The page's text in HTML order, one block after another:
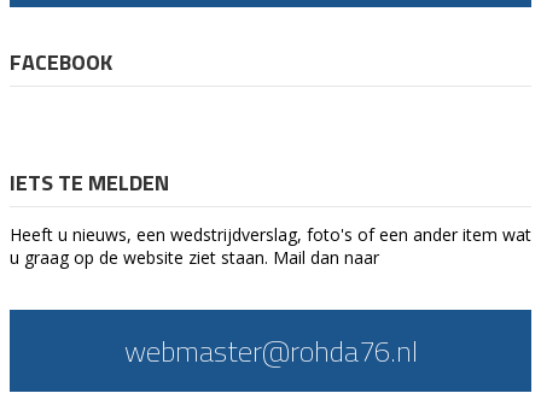
FACEBOOK
IETS TE MELDEN
Heeft u nieuws, een wedstrijdverslag, foto's of een ander item wat
u graag op de website ziet staan. Mail dan naar
webmaster@rohda76.nl